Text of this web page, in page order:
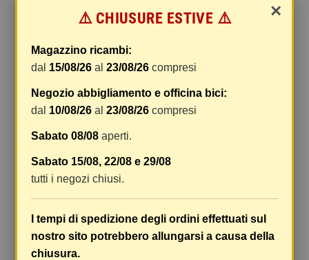
gestione e imballaggio e le spese postali. I costi
variano a seconda del peso totale della
spedizione. Vi consigliamo di raggruppare i
vostri articoli in un unico ordine. Non ci è
possibile raggruppare due ordini distinti
spedizione saranno addebitate per ognuno di
essi. Il vostro pacco sarà inviato a vostro rischio,
ma viene prestata un'attenzione particolare in
caso di oggetti fragili.
Le scatole hanno dimensioni adeguatamente
ampie e i vostri articoli son ben protetti.
×
⚠️ CHIUSURE ESTIVE ⚠️
Magazzino ricambi:
dal 15/08/26 al23/08/26 compresi
Negozio abbigliamento e officina bici:
dal 10/08/26 al23/08/26 compresi
Sabato 08/08 aperti.
Sabato 15/08, 22/08 e 29/08
tutti i negozi chiusi.
I tempi di spedizione degli ordini effettuati sul
nostro sito potrebbero allungarsi a causa della
chiusura.